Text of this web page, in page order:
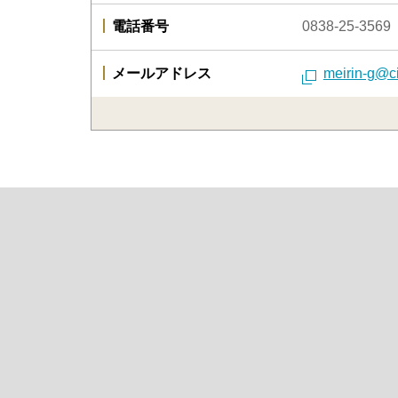
電話番号 0838-25-3569
メールアドレス meirin-